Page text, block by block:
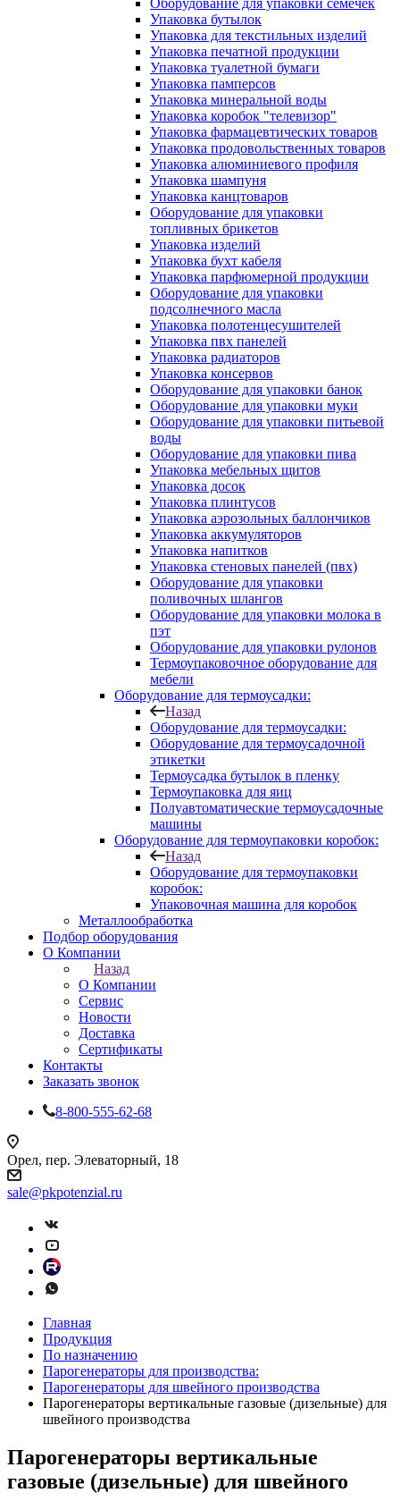
Оборудование для упаковки семечек
Упаковка бутылок
Упаковка для текстильных изделий
Упаковка печатной продукции
Упаковка туалетной бумаги
Упаковка памперсов
Упаковка минеральной воды
Упаковка коробок "телевизор"
Упаковка фармацевтических товаров
Упаковка продовольственных товаров
Упаковка алюминиевого профиля
Упаковка шампуня
Упаковка канцтоваров
Оборудование для упаковки
топливных брикетов
Упаковка изделий
Упаковка бухт кабеля
Упаковка парфюмерной продукции
Оборудование для упаковки
подсолнечного масла
Упаковка полотенцесушителей
Упаковка пвх панелей
Упаковка радиаторов
Упаковка консервов
Оборудование для упаковки банок
Оборудование для упаковки муки
Оборудование для упаковки питьевой
воды
Оборудование для упаковки пива
Упаковка мебельных щитов
Упаковка досок
Упаковка плинтусов
Упаковка аэрозольных баллончиков
Упаковка аккумуляторов
Упаковка напитков
Упаковка стеновых панелей (пвх)
Оборудование для упаковки
поливочных шлангов
Оборудование для упаковки молока в
пэт
Оборудование для упаковки рулонов
Термоупаковочное оборудование для
мебели
Оборудование для термоусадки:
Назад
Оборудование для термоусадки:
Оборудование для термоусадочной
этикетки
Термоусадка бутылок в пленку
Термоупаковка для яиц
Полуавтоматические термоусадочные
машины
Оборудование для термоупаковки коробок:
Назад
Оборудование для термоупаковки
коробок:
Упаковочная машина для коробок
Металлообработка
Подбор оборудования
О Компании
Назад
О Компании
Сервис
Новости
Доставка
Сертификаты
Контакты
Заказать звонок
8-800-555-62-68
Орел, пер. Элеваторный, 18
sale@pkpotenzial.ru
Главная
Продукция
По назначению
Парогенераторы для производства:
Парогенераторы для швейного производства
Парогенераторы вертикальные газовые (дизельные) для
швейного производства
Парогенераторы вертикальные
газовые (дизельные) для швейного